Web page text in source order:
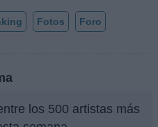
Fotos Foro
los 500 artistas más